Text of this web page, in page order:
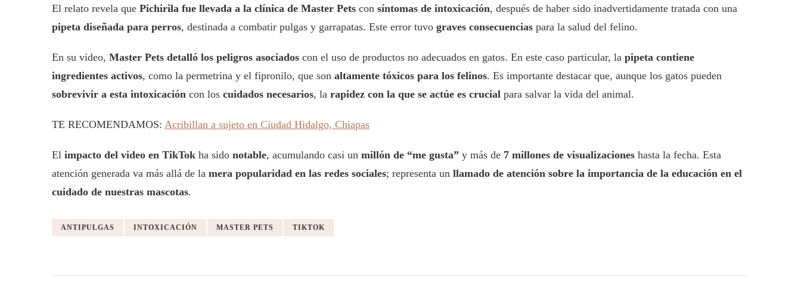
El relato revela que Pichirila fue llevada a la clínica de Master Pets con síntomas de intoxicación, después de haber sido inadvertidamente tratada con una
pipeta diseñada para perros, destinada a combatir pulgas y garrapatas. Este error tuvo graves consecuencias para la salud del felino.
En su video, Master Pets detalló los peligros asociados con el uso de productos no adecuados en gatos. En este caso particular, la pipeta contiene
ingredientes activos, como la permetrina y el fipronilo, que son altamente tóxicos para los felinos. Es importante destacar que, aunque los gatos pueden
sobrevivir a esta intoxicación con los cuidados necesarios, la rapidez con la que se actúe es crucial para salvar la vida del animal.
TE RECOMENDAMOS: Acribillan a sujeto en Ciudad Hidalgo, Chiapas
El impacto del video en TikTok ha sido notable, acumulando casi un millón de “me gusta” y más de 7 millones de visualizaciones hasta la fecha. Esta
atención generada va más allá de la mera popularidad en las redes sociales; representa un llamado de atención sobre la importancia de la educación en el
cuidado de nuestras mascotas.
ANTIPULGAS INTOXICACIÓN MASTER PETS TIKTOK